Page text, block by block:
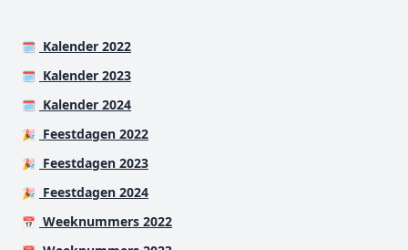
🗓️ Kalender 2022
🗓️ Kalender 2023
🗓️ Kalender 2024
🎉 Feestdagen 2022
🎉 Feestdagen 2023
🎉 Feestdagen 2024
📅 Weeknummers 2022